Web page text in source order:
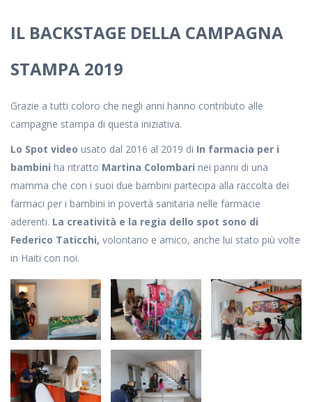
IL BACKSTAGE DELLA CAMPAGNA
STAMPA 2019
Grazie a tutti coloro che negli anni hanno contributo alle
campagne stampa di questa iniziativa.
Lo Spot video usato dal 2016 al 2019 di In farmacia per i
bambini ha ritratto Martina Colombari nei panni di una
mamma che con i suoi due bambini partecipa alla raccolta dei
farmaci per i bambini in povertà sanitaria nelle farmacie
aderenti. La creatività e la regia dello spot sono di
Federico Taticchi, volontario e amico, anche lui stato più volte
in Haiti con noi.